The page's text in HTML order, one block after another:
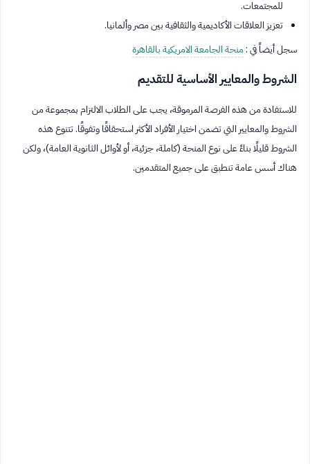
للمجتمعات.
تعزيز العلاقات الأكاديمية والثقافية بين مصر وألمانيا.
سجل أيضاً في :منحة الجامعة الامريكية بالقاهرة
الشروط والمعايير الأساسية للتقديم
للاستفادة من هذه الفرصة المرموقة، يجب على الطلاب الالتزام بمجموعة من
الشروط والمعايير التي تضمن اختيار الأفراد الأكثر استحقاقًا وتفوقًا. تتنوع هذه
الشروط قليلًا بناءً على نوع المنحة (كاملة، جزئية، أو لأوائل الثانوية العامة)، ولكن
هناك أسس عامة تنطبق على جميع المتقدمين.